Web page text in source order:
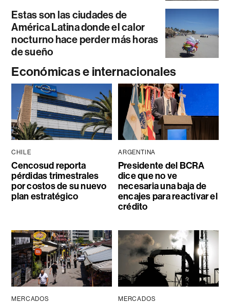
Estas son las ciudades de
América Latina donde el calor
nocturno hace perder más horas
de sueño
Económicas e internacionales
CHILE
Cencosud reporta
pérdidas trimestrales
por costos de su nuevo
plan estratégico
ARGENTINA
Presidente del BCRA
dice que no ve
necesaria una baja de
encajes para reactivar el
crédito
MERCADOS MERCADOS